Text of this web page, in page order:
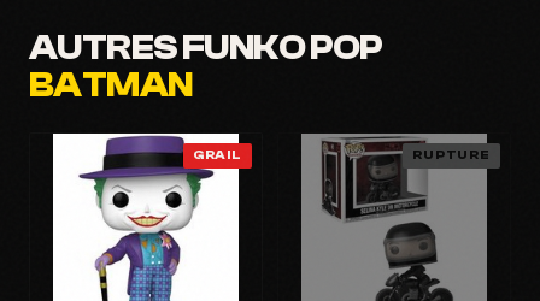
AUTRES FUNKO POP
BATMAN
GRAIL RUPTURE